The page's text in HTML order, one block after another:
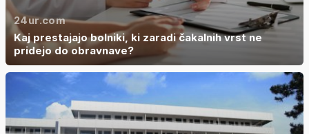
24ur.com
Kaj prestajajo bolniki, ki zaradi čakalnih vrst ne
pridejo do obravnave?